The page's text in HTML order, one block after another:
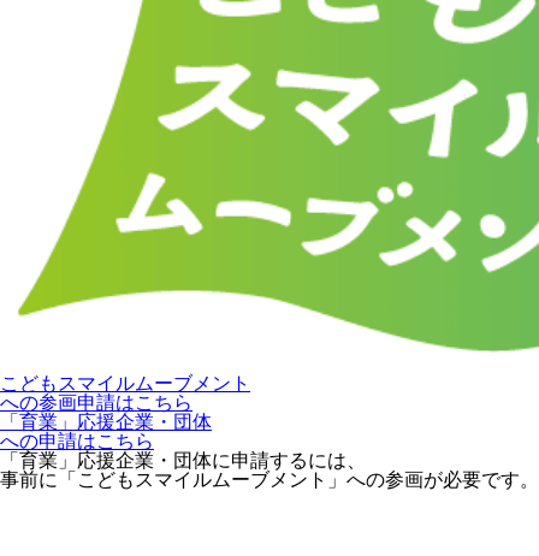
こどもスマイルムーブメント
への参画申請はこちら
「育業」応援企業・団体
への申請はこちら
「育業」応援企業・団体に申請するには、
事前に「こどもスマイルムーブメント」への参画が必要です。